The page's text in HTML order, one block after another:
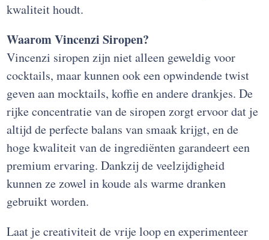
kwaliteit houdt.
Waarom Vincenzi Siropen?
Vincenzi siropen zijn niet alleen geweldig voor
cocktails, maar kunnen ook een opwindende twist
geven aan mocktails, koffie en andere drankjes. De
rijke concentratie van de siropen zorgt ervoor dat je
altijd de perfecte balans van smaak krijgt, en de
hoge kwaliteit van de ingrediënten garandeert een
premium ervaring. Dankzij de veelzijdigheid
kunnen ze zowel in koude als warme dranken
gebruikt worden.
Laat je creativiteit de vrije loop en experimenteer